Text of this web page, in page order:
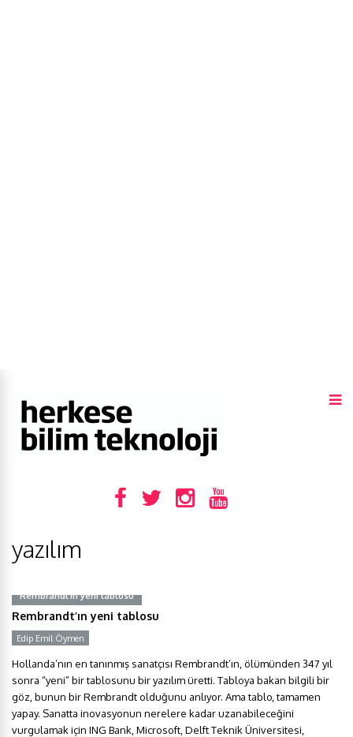
yazılım
Rembrandt’ın yeni tablosu
Rembrandt’ın yeni tablosu
Edip Emil Öymen
Hollanda’nın en tanınmış sanatçısı Rembrandt’ın, ölümünden 347 yıl
sonra “yeni” bir tablosunu bir yazılım üretti. Tabloya bakan bilgili bir
göz, bunun bir Rembrandt olduğunu anlıyor. Ama tablo, tamamen
yapay. Sanatta inovasyonun nerelere kadar uzanabileceğini
vurgulamak için ING Bank, Microsoft, Delft Teknik Üniversitesi,